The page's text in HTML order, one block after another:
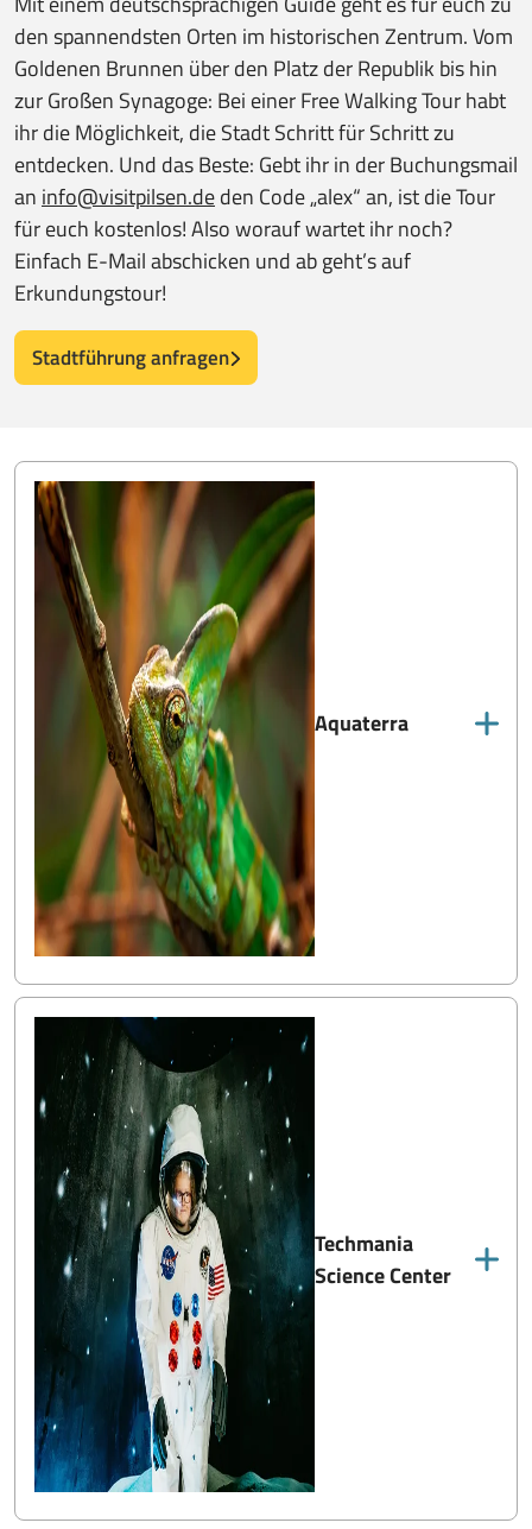
den spannendsten Orten im historischen Zentrum. Vom
Goldenen Brunnen über den Platz der Republik bis hin
zur Großen Synagoge: Bei einer Free Walking Tour habt
ihr die Möglichkeit, die Stadt Schritt für Schritt zu
entdecken. Und das Beste: Gebt ihr in der Buchungsmail
an info@visitpilsen.deden Code „alex“ an, ist die Tour
für euch kostenlos! Also worauf wartet ihr noch?
Einfach E-Mail abschicken und ab geht’s auf
Erkundungstour!
Stadtführung anfragen
Aquaterra
Techmania
Science Center